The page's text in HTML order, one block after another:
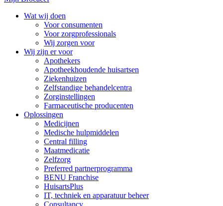
Wat wij doen
Voor consumenten
Voor zorgprofessionals
Wij zorgen voor
Wij zijn er voor
Apothekers
Apotheekhoudende huisartsen
Ziekenhuizen
Zelfstandige behandelcentra
Zorginstellingen
Farmaceutische producenten
Oplossingen
Medicijnen
Medische hulpmiddelen
Central filling
Maatmedicatie
Zelfzorg
Preferred partnerprogramma
BENU Franchise
HuisartsPlus
IT, techniek en apparatuur beheer
Consultancy